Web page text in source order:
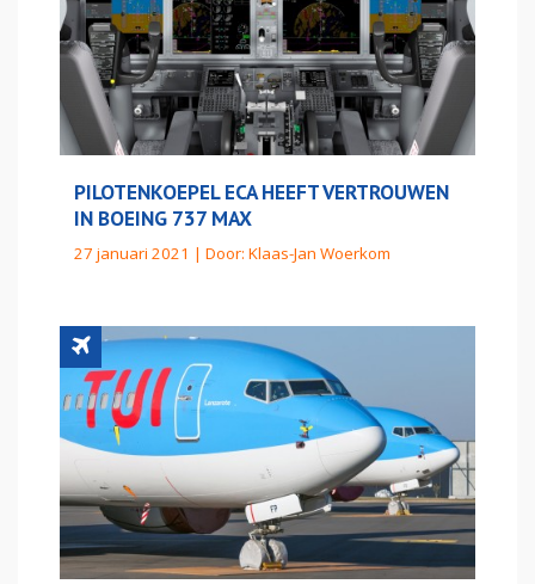
PILOTENKOEPEL ECA HEEFT VERTROUWEN
IN BOEING 737 MAX
27 januari 2021 | Door: Klaas-Jan Woerkom